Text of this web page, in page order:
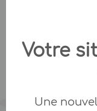
Votre
Une